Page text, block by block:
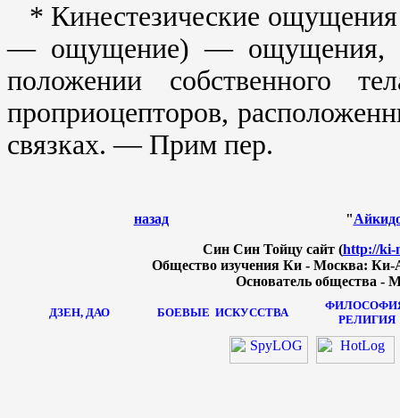
* Кинестезические
— ощущение) — ощущения,
положении собственного
проприоцепторов,
связках. — Прим пер.
назад "
Син Син Тойцу сайт (http://ki-
Общество изучения Ки - Москва: Ки-
Основатель общества -
ДЗЕН, ДАО БОЕВЫЕ ИСКУССТВА
РЕЛИГИЯ